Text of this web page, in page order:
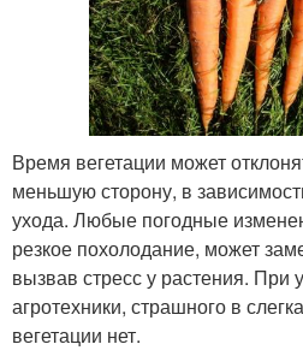
Время вегетации может
меньшую сторону, в
ухода. Любые погодные
резкое похолодание, может
вызвав стресс у растения. При
агротехники, страшного в
вегетации нет.